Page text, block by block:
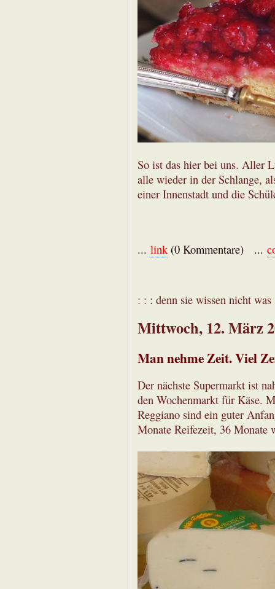
So ist das hier bei uns. Aller
alle wieder in der Schlange,
einer Innenstadt und die
... link(0 Kommentare) ...
: : : denn sie wissen nicht
Mittwoch, 12. März
Man nehme Zeit. Viel
Der nächste Supermarkt ist
den Wochenmarkt für Käse.
Reggiano sind ein guter
Monate Reifezeit, 36 Monate